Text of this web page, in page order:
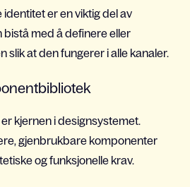
er en viktig del av
bistå med å definere eller
slik at den fungerer i alle kanaler.
kjernen i designsystemet.
gjenbrukbare komponenter
og funksjonelle krav.